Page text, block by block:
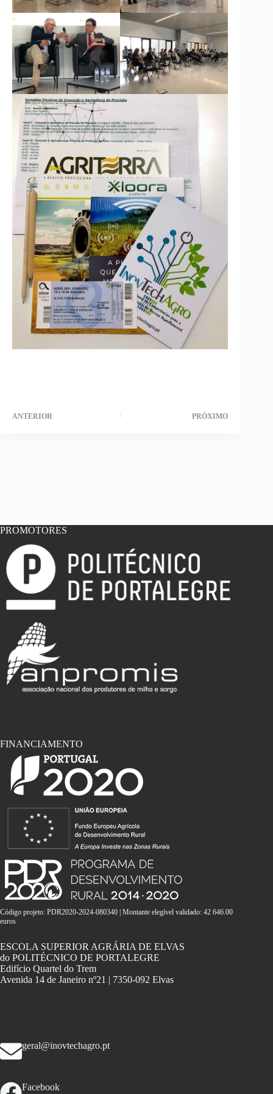
ANTERIOR PRÓXIMO
PROMOTORES
FINANCIAMENTO
Código projeto: PDR2020-2024-080340 | Montante elegível validado: 42 646.00
euros
ESCOLA SUPERIOR AGRÁRIA DE ELVAS
do POLITÉCNICO DE PORTALEGRE
Edifício Quartel do Trem
Avenida 14 de Janeiro nº21 | 7350-092 Elvas
geral@inovtechagro.pt
Facebook